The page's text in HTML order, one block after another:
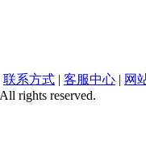
联系方式 | 客服中心 | 网
rights reserved.